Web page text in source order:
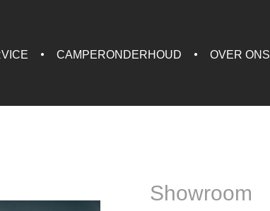
CAMPERONDERHOUD OVER ONS
Showroom